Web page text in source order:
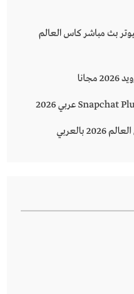
بث مباشر كاس العالم